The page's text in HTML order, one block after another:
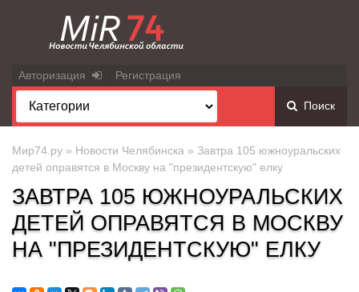
Авторизация Регистрация
Поиск
Мир74.ру » Новости Челябинска » Завтра 105 южноуральских
детей оправятся в Москву на "президентскую" елку
ЗАВТРА 105 ЮЖНОУРАЛЬСКИХ
ДЕТЕЙ ОПРАВЯТСЯ В МОСКВУ
НА "ПРЕЗИДЕНТСКУЮ" ЕЛКУ